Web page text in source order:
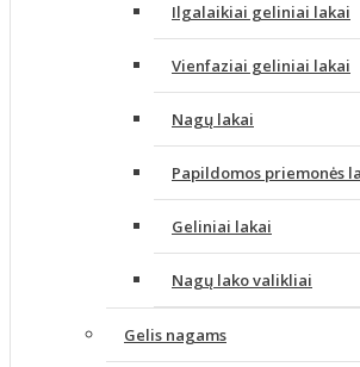
Ilgalaikiai geliniai lakai
Vienfaziai geliniai lakai
Nagų lakai
Papildomos priemonės
Geliniai lakai
Nagų lako valikliai
Gelis nagams